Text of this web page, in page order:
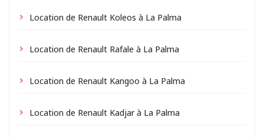
Location de Renault Koleos à La Palma
Location de Renault Rafale à La Palma
Location de Renault Kangoo à La Palma
Location de Renault Kadjar à La Palma